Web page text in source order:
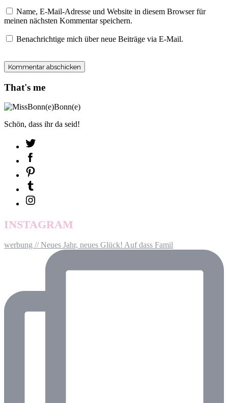
Name, E-Mail-Adresse und Website in diesem Browser für
meinen nächsten Kommentar speichern.
Benachrichtige mich über neue Beiträge via E-Mail.
That's me
Schön, dass ihr da seid!
INSTAGRAM
werbung // Neues Jahr, neues Glück! Auf dass Famil